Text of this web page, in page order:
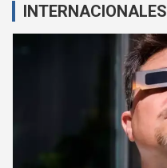
INTERNACIONALES